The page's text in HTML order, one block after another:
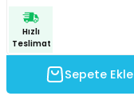
Hızlı
Teslimat
Sepete Ekle